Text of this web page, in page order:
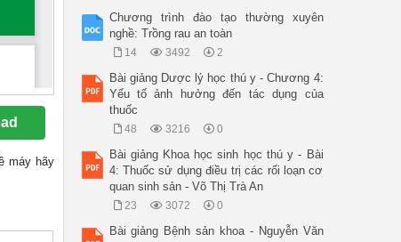
máy hãy
Chương trình đào tạo thường xuyên
nghề: Trồng rau an toàn
14 3492 2
Bài giảng Dược lý học thú y - Chương 4:
Yếu tố ảnh hưởng đến tác dụng của
thuốc
48 3216 0
Bài giảng Khoa học sinh học thú y - Bài
4: Thuốc sử dụng điều trị các rối loạn cơ
quan sinh sản - Võ Thị Trà An
23 3072 0
Bài giảng Bệnh sản khoa - Nguyễn Văn